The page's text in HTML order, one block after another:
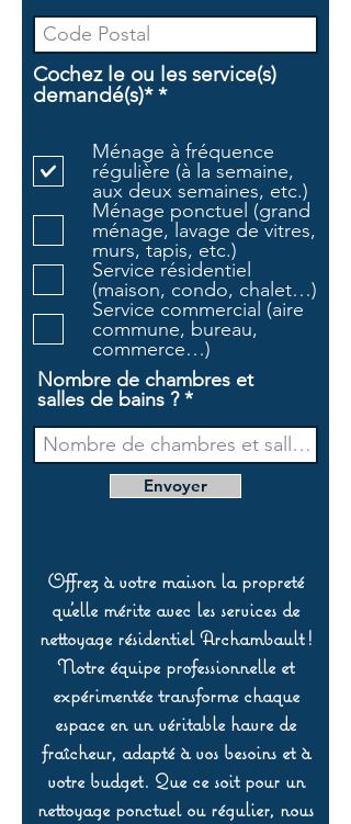
Cochez le ou les service(s)
demandé(s)* *O
g
a
t
o
i
r
e
Ménage à fréquence
régulière (à la semaine,
aux deux semaines, etc.)
Ménage ponctuel (grand
ménage, lavage de vitres,
murs, tapis, etc.)
Service résidentiel
(maison, condo, chalet…)
Service commercial (aire
commune, bureau,
commerce…)
Nombre de chambres et
salles de bains ?
Envoyer
Offrez à votre maison la propreté
qu’elle mérite avec les services de
nettoyage résidentiel Archambault !
Notre équipe professionnelle et
expérimentée transforme chaque
espace en un véritable havre de
fraîcheur, adapté à vos besoins et à
votre budget. Que ce soit pour un
nettoyage ponctuel ou régulier, nous